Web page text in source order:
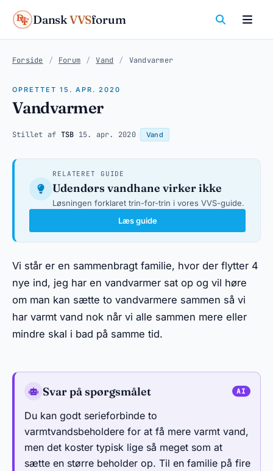
DanskVVSforum
Forside / Forum / Vand / Vandvarmer
OPRETTET 15. APR. 2020
Vandvarmer
Stillet af TSB 15. apr. 2020· Vand
RELATERET GUIDE
Udendørs vandhane virker ikke
Løsningen forklaret trin-for-trin i vores VVS-guide.
Læs guide
Vi står er en sammenbragt familie, hvor der flytter 4
nye ind, jeg har en vandvarmer sat op og vil høre
om man kan sætte to vandvarmere sammen så vi
har varmt vand nok når vi alle sammen mere eller
mindre skal i bad på samme tid.
Svar på spørgsmålet
Du kan godt serieforbinde to
varmtvandsbeholdere for at få mere varmt vand,
men det koster typisk lige så meget som at
sætte en større beholder op. Til en familie på fire